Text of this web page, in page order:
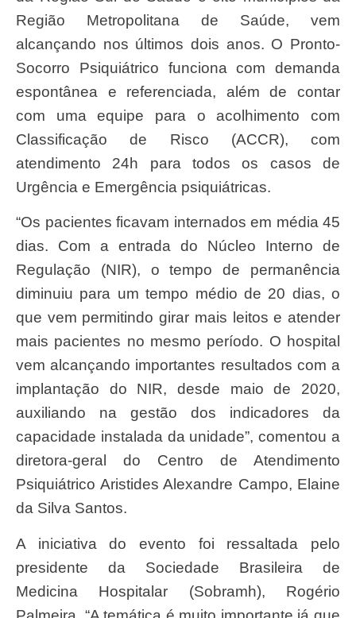
Região Metropolitana de Saúde, vem
alcançando nos últimos dois anos. O Pronto-
Socorro Psiquiátrico funciona com demanda
espontânea e referenciada, além de contar
com uma equipe para o acolhimento com
Classificação de Risco (ACCR), com
atendimento 24h para todos os casos de
Urgência e Emergência psiquiátricas.
“Os pacientes ficavam internados em média 45
dias. Com a entrada do Núcleo Interno de
Regulação (NIR), o tempo de permanência
diminuiu para um tempo médio de 20 dias, o
que vem permitindo girar mais leitos e atender
mais pacientes no mesmo período. O hospital
vem alcançando importantes resultados com a
implantação do NIR, desde maio de 2020,
auxiliando na gestão dos indicadores da
capacidade instalada da unidade”, comentou a
diretora-geral do Centro de Atendimento
Psiquiátrico Aristides Alexandre Campo, Elaine
da Silva Santos.
A iniciativa do evento foi ressaltada pelo
presidente da Sociedade Brasileira de
Medicina Hospitalar (Sobramh), Rogério